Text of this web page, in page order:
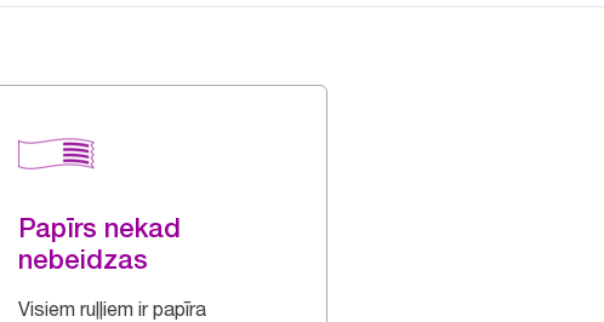
Papīrs nekad
nebeidzas
Visiem ruļļiem ir papīra